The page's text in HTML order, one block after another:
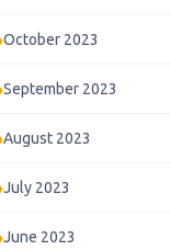
October 2023
September 2023
August 2023
July 2023
June 2023